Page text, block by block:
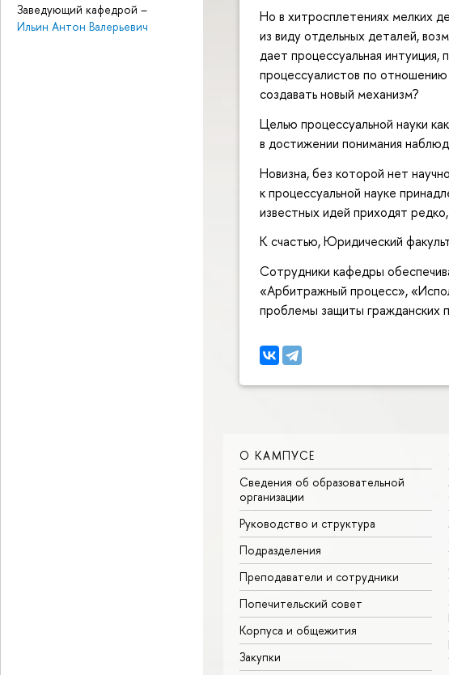
Заведующий кафедрой –
Ильин Антон Валерьевич
Но в хитросплетениях мелких
из виду отдельных деталей,
дает процессуальная
процессуалистов по
создавать новый механизм?
Целью процессуальной науки
в достижении понимания
Новизна, без которой нет
к процессуальной науке
известных идей приходят
К счастью, Юридический
Сотрудники кафедры
«Арбитражный процесс»,
проблемы защиты гражданских
О КАМПУСЕ
Сведения об образовательной
организации
Руководство и структура
Подразделения
Преподаватели и сотрудники
Попечительский совет
Корпуса и общежития
Закупки